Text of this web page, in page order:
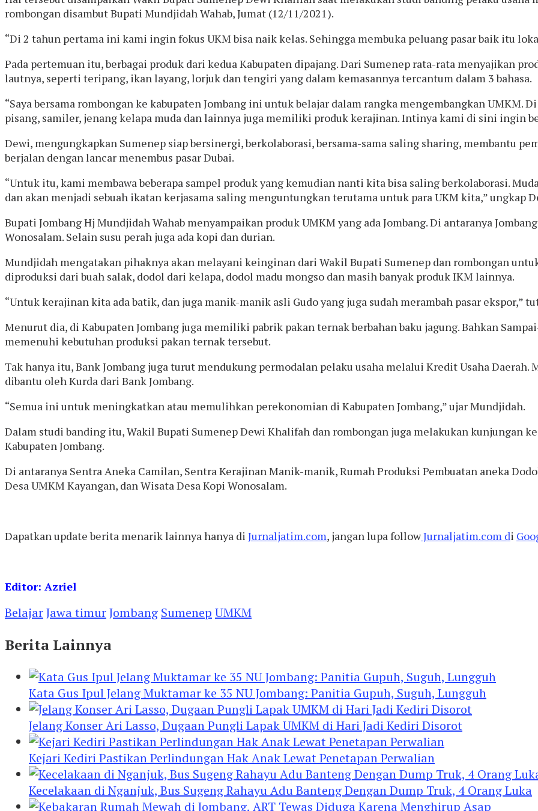
rombongan disambut Bupati Mundjidah Wahab, Jumat (12/11/2021).
“Di 2 tahun pertama ini kami ingin fokus UKM bisa naik kelas. Sehingga membuka peluang pasar baik itu
Pada pertemuan itu, berbagai produk dari kedua Kabupaten dipajang. Dari Sumenep rata-rata menyajikan
lautnya, seperti teripang, ikan layang, lorjuk dan tengiri yang dalam kemasannya tercantum dalam 3 bahasa.
“Saya bersama rombongan ke kabupaten Jombang ini untuk belajar dalam rangka mengembangkan UMKM.
pisang, samiler, jenang kelapa muda dan lainnya juga memiliki produk kerajinan. Intinya kami di sini ingin
Dewi, mengungkapkan Sumenep siap bersinergi, berkolaborasi, bersama-sama saling sharing, membantu
berjalan dengan lancar menembus pasar Dubai.
“Untuk itu, kami membawa beberapa sampel produk yang kemudian nanti kita bisa saling berkolaborasi.
dan akan menjadi sebuah ikatan kerjasama saling menguntungkan terutama untuk para UKM kita,” ungkap
Bupati Jombang Hj Mundjidah Wahab menyampaikan produk UMKM yang ada Jombang. Di antaranya
Wonosalam. Selain susu perah juga ada kopi dan durian.
Mundjidah mengatakan pihaknya akan melayani keinginan dari Wakil Bupati Sumenep dan rombongan
diproduksi dari buah salak, dodol dari kelapa, dodol madu mongso dan masih banyak produk IKM lainnya.
“Untuk kerajinan kita ada batik, dan juga manik-manik asli Gudo yang juga sudah merambah pasar ekspor,”
Menurut dia, di Kabupaten Jombang juga memiliki pabrik pakan ternak berbahan baku jagung. Bahkan
memenuhi kebutuhan produksi pakan ternak tersebut.
Tak hanya itu, Bank Jombang juga turut mendukung permodalan pelaku usaha melalui Kredit Usaha Daerah.
dibantu oleh Kurda dari Bank Jombang.
“Semua ini untuk meningkatkan atau memulihkan perekonomian di Kabupaten Jombang,” ujar Mundjidah.
Dalam studi banding itu, Wakil Bupati Sumenep Dewi Khalifah dan rombongan juga melakukan kunjungan
Kabupaten Jombang.
Di antaranya Sentra Aneka Camilan, Sentra Kerajinan Manik-manik, Rumah Produksi Pembuatan aneka
Desa UMKM Kayangan, dan Wisata Desa Kopi Wonosalam.
Dapatkan update berita menarik lainnya hanya di Jurnaljatim.com, jangan lupa followJurnaljatim.com di
Editor: Azriel
BelajarJawa timurJombang Sumenep UMKM
Berita Lainnya
Kata Gus Ipul Jelang Muktamar ke 35 NU Jombang: Panitia Gupuh, Suguh, Lungguh
Jelang Konser Ari Lasso, Dugaan Pungli Lapak UMKM di Hari Jadi Kediri Disorot
Kejari Kediri Pastikan Perlindungan Hak Anak Lewat Penetapan Perwalian
Kecelakaan di Nganjuk, Bus Sugeng Rahayu Adu Banteng Dengan Dump Truk, 4 Orang Luka